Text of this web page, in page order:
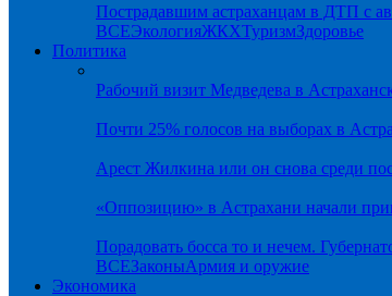
Пострадавшим астраханцам в ДТП с
ВСЕЭкологияЖКХТуризмЗдоровье
Политика
Рабочий визит Медведева в
Почти 25% голосов на выборах в
Арест Жилкина или он снова среди
«Оппозицию» в Астрахани начали
Порадовать босса то и нечем.
ВСЕЗаконыАрмия и оружие
Экономика